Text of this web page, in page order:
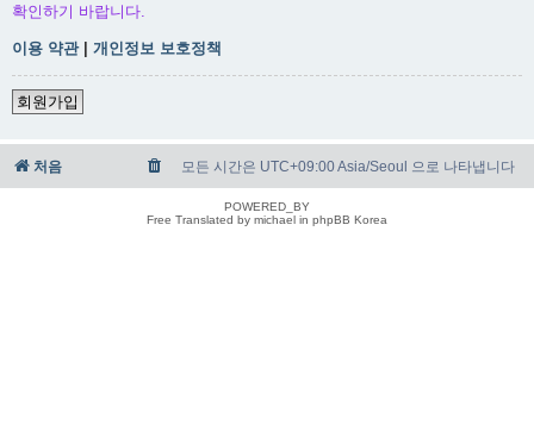
확인하기 바랍니다.
이용 약관| 개인정보 보호정책
회원가입
처음 모든 시간은 UTC+09:00 Asia/Seoul 으로 나타냅니다
POWERED_BY
Free Translated by michael in phpBB Korea